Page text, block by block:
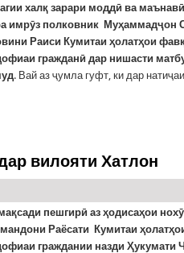
халқ зарари моддӣ ва
имрӯз полковник Муҳаммадҷон
Раиси Кумитаи ҳолатҳои
гражданӣ дар нишасти
. Вай аз ҷумла гуфт, ки дар
Кумита дар нишасти
вилояти Хатлон
пешгирӣ аз ҳодисаҳои
Раёсати Кумитаи
граждании назди Ҳукумати